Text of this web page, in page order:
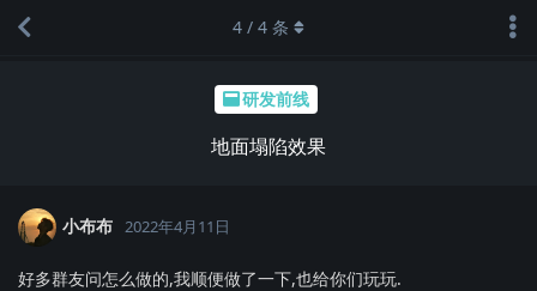
研发前线
地面塌陷效果
4 / 4 条
小布布 2022年4月11日
好多群友问怎么做的,我顺便做了一下,也给你们玩玩.